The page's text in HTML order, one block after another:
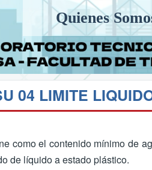
Quienes
04 LIMITE
como el contenido mínimo de
de líquido a estado plástico.